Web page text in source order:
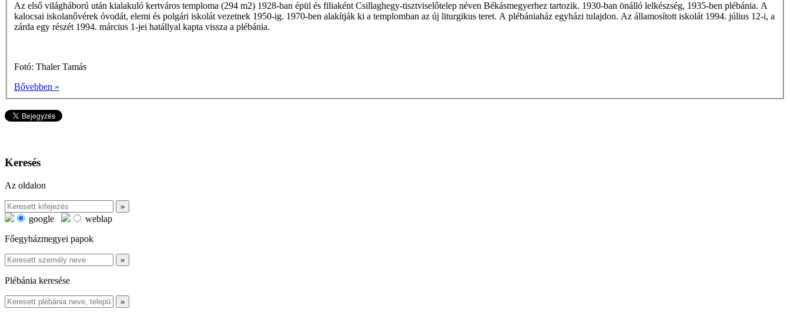
Az első világháború után kialakuló kertváros temploma (294 m2) 1928-ban épül és filiaként Csillaghegy-tisztviselőtelep néven Békásmegyerhez tartozik. 1930-ban önálló lelkészség, 1935-ben plébánia. A
kalocsai iskolanővérek óvodát, elemi és polgári iskolát vezetnek 1950-ig. 1970-ben alakítják ki a templomban az új liturgikus teret. A plébániaház egyházi tulajdon. Az államosított iskolát 1994. július 12-i, a
zárda egy részét 1994. március 1-jei hatállyal kapta vissza a plébánia.
Fotó: Thaler Tamás
Bővebben »
Keresés
Az oldalon
google
weblap
Főegyházmegyei papok
Plébánia keresése